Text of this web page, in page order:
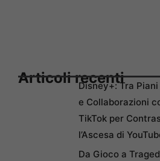
Articoli recenti
Disney+: Tra
e Collaborazioni
TikTok per
l’Ascesa di
Da Gioco a